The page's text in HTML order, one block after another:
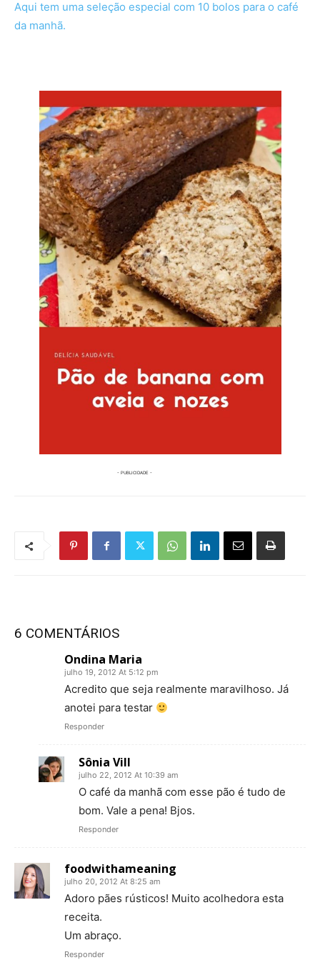
Aqui tem uma seleção especial com 10 bolos para o café
da manhã.
6 COMENTÁRIOS
Ondina Maria
julho 19, 2012 At 5:12 pm
Acredito que seja realmente maravilhoso. Já
anotei para testar
Responder
Sônia Vill
julho 22, 2012 At 10:39 am
O café da manhã com esse pão é tudo de
bom. Vale a pena! Bjos.
Responder
foodwithameaning
julho 20, 2012 At 8:25 am
Adoro pães rústicos! Muito acolhedora esta
receita.
Um abraço.
Responder